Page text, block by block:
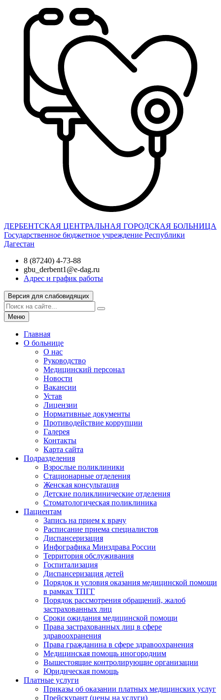
ДЕРБЕНТСКАЯ ЦЕНТРАЛЬНАЯ ГОРОДСКАЯ БОЛЬНИЦА
Государственное бюджетное учреждение Республики
Дагестан
8 (87240) 4-73-88
gbu_derbent1@e-dag.ru
Адрес и график работы
Версия для слабовидящих
Меню
Главная
О больнице
О нас
Руководство
Медицинский персонал
Новости
Вакансии
Устав
Лицензии
Нормативные документы
Противодействие коррупции
Галерея
Контакты
Карта сайта
Подразделения
Взрослые поликлиники
Стационарные отделения
Женская консультация
Детские поликлинические отделения
Стоматологическая поликлиника
Пациентам
Запись на прием к врачу
Расписание приема специалистов
Диспансеризация
Инфографика Минздрава России
Территория обслуживания
Госпитализация
Диспансеризация детей
Порядок и условия оказания медицинской помощи
в рамках ТПГГ
Порядок рассмотрения обращений, жалоб
застрахованных лиц
Сроки ожидания медицинской помощи
Права застрахованных лиц в сфере
здравоохранения
Права гражданина в сфере здравоохранения
Медицинская помощь иногородним
Вышестоящие контролирующие организации
Юридическая помощь
Платные услуги
Приказы об оказании платных медицинских услуг
Прейскурант (цены на услуги)